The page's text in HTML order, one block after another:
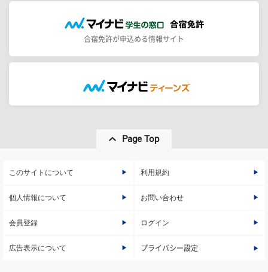
合宿免許が申込める情報サイト
Page Top
このサイトについて 利用規約
個人情報について お問い合わせ
会員登録 ログイン
広告表示について プライバシー設定